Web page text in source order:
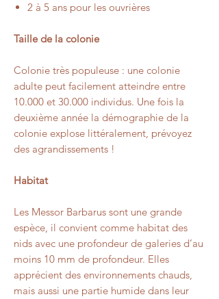
2 à 5 ans pour les ouvrières
Taille de la colonie
Colonie très populeuse : une colonie
adulte peut facilement atteindre entre
10.000 et 30.000 individus. Une fois la
deuxième année la démographie de la
colonie explose littéralement, prévoyez
des agrandissements !
Habitat
Les Messor Barbarus sont une grande
espèce, il convient comme habitat des
nids avec une profondeur de galeries d’au
moins 10 mm de profondeur. Elles
apprécient des environnements chauds,
mais aussi une partie humide dans leur